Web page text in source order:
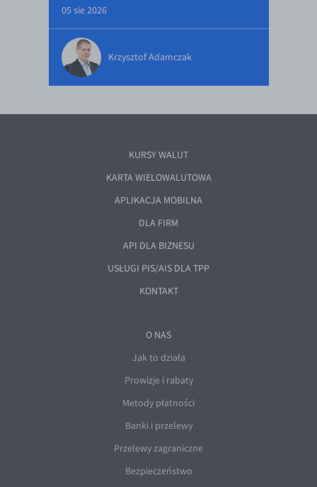
05 sie 2026
Krzysztof Adamczak
KURSY WALUT
KARTA WIELOWALUTOWA
APLIKACJA MOBILNA
DLA FIRM
API DLA BIZNESU
USŁUGI PIS/AIS DLA TPP
KONTAKT
O NAS
Jak to działa
Prowizje i rabaty
Metody płatności
Banki i przelewy
Przelewy zagraniczne
Bezpieczeństwo